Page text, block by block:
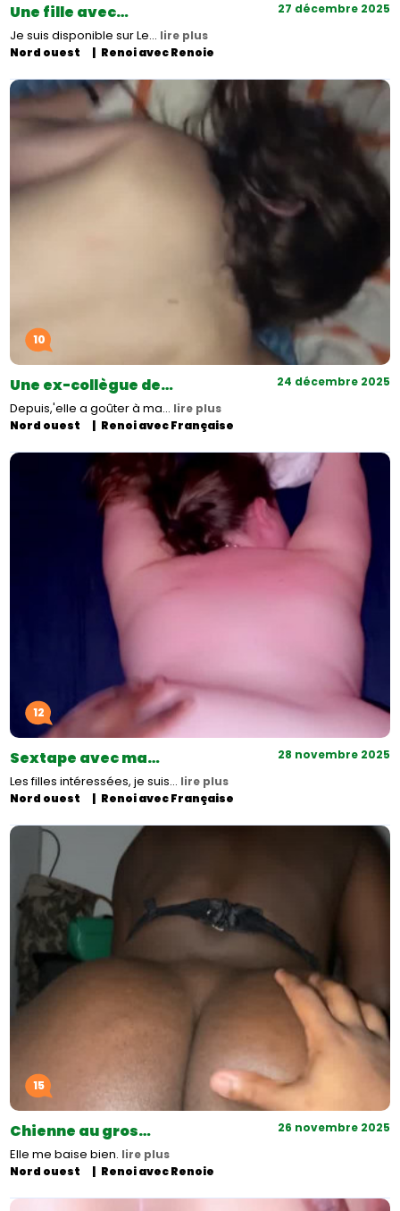
Une fille avec… 27 décembre 2025
Je suis disponible sur Le… lire plus
Nord ouest
Renoi avec Renoie
10
Une ex-collègue de… 24 décembre 2025
Depuis,'elle a goûter à ma… lire plus
Nord ouest
Renoi avec Française
12
Sextape avec ma… 28 novembre 2025
Les filles intéressées, je suis… lire plus
Nord ouest
Renoi avec Française
15
Chienne au gros… 26 novembre 2025
Elle me baise bien. lire plus
Nord ouest
Renoi avec Renoie